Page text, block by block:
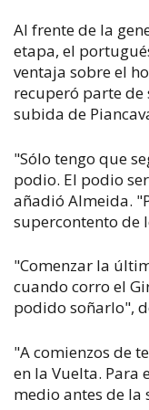
Al frente de la
etapa, el
ventaja sobre el
recuperó parte de
subida de
"Sólo tengo que
podio. El podio
añadió Almeida.
supercontento de
"Comenzar la
cuando corro el
podido soñarlo",
"A comienzos de
en la Vuelta. Para
medio antes de la